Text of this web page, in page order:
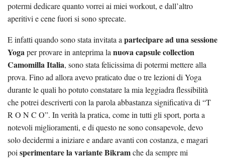
potermi dedicare quanto vorrei ai miei workout, e dall’altro
aperitivi e cene fuori si sono sprecate.
E infatti quando sono stata invitata a partecipare ad una sessione
Yogaper provare in anteprima la nuova capsule collection
Camomilla Italia, sono stata felicissima di potermi mettere alla
prova. Fino ad allora avevo praticato due o tre lezioni di Yoga
durante le quali ho potuto constatare la mia leggiadra flessibilità
che potrei descriverti con la parola abbastanza significativa di “T
R O N C O”. In verità la pratica, come in tutti gli sport, porta a
notevoli miglioramenti, e di questo ne sono consapevole, devo
solo decidermi a iniziare e andare avanti con costanza, e magari
poi sperimentare la variante Bikramche da sempre mi